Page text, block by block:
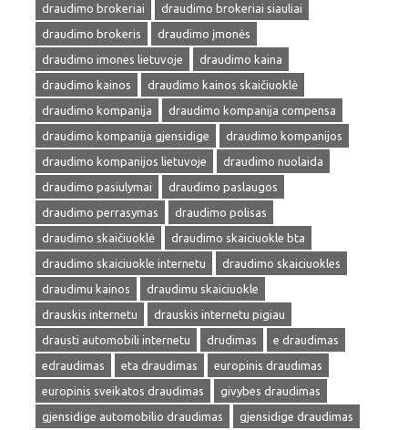
draudimo brokeriai
draudimo brokeriai siauliai
draudimo brokeris
draudimo įmonės
draudimo imones lietuvoje
draudimo kaina
draudimo kainos
draudimo kainos skaičiuoklė
draudimo kompanija
draudimo kompanija compensa
draudimo kompanija gjensidige
draudimo kompanijos
draudimo kompanijos lietuvoje
draudimo nuolaida
draudimo pasiulymai
draudimo paslaugos
draudimo perrasymas
draudimo polisas
draudimo skaičiuoklė
draudimo skaiciuokle bta
draudimo skaiciuokle internetu
draudimo skaiciuokles
draudimu kainos
draudimu skaiciuokle
drauskis internetu
drauskis internetu pigiau
drausti automobili internetu
drudimas
e draudimas
edraudimas
eta draudimas
europinis draudimas
europinis sveikatos draudimas
givybes draudimas
gjensidige automobilio draudimas
gjensidige draudimas